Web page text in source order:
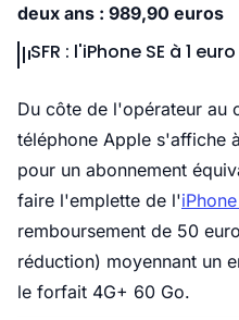
deux ans : 989,90 euros
SFR : l'iPhone SE à 1
Du côte de l'opérateur au
téléphone Apple s'affiche
pour un abonnement
faire l'emplette de l'
remboursement de 50
réduction) moyennant un
le forfait 4G+ 60 Go.